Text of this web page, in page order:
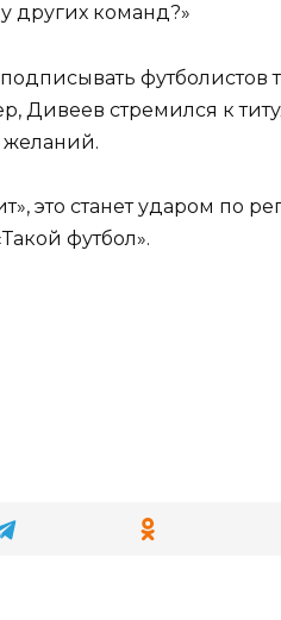
других команд?»
футболистов
Дивеев стремился к
желаний.
это станет ударом по
футбол».